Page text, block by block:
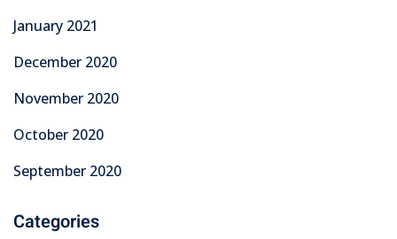
January 2021
December 2020
November 2020
October 2020
September 2020
Categories